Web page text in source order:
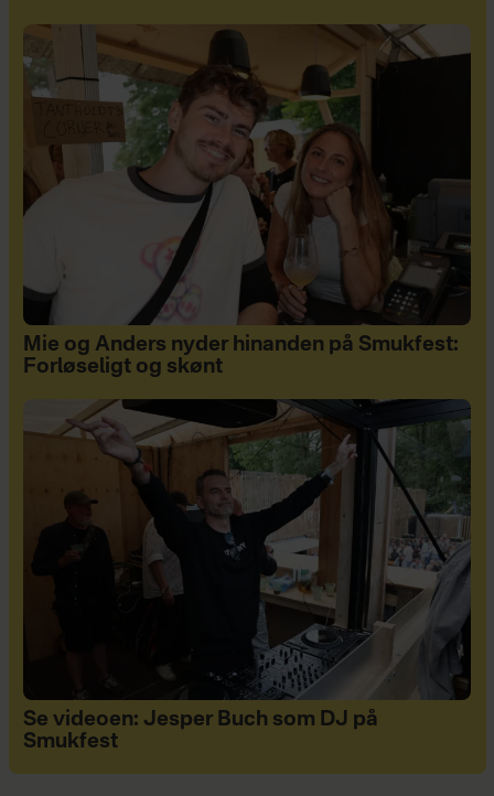
Mie og Anders nyder hinanden på Smukfest:
Forløseligt og skønt
Se videoen: Jesper Buch som DJ på
Smukfest